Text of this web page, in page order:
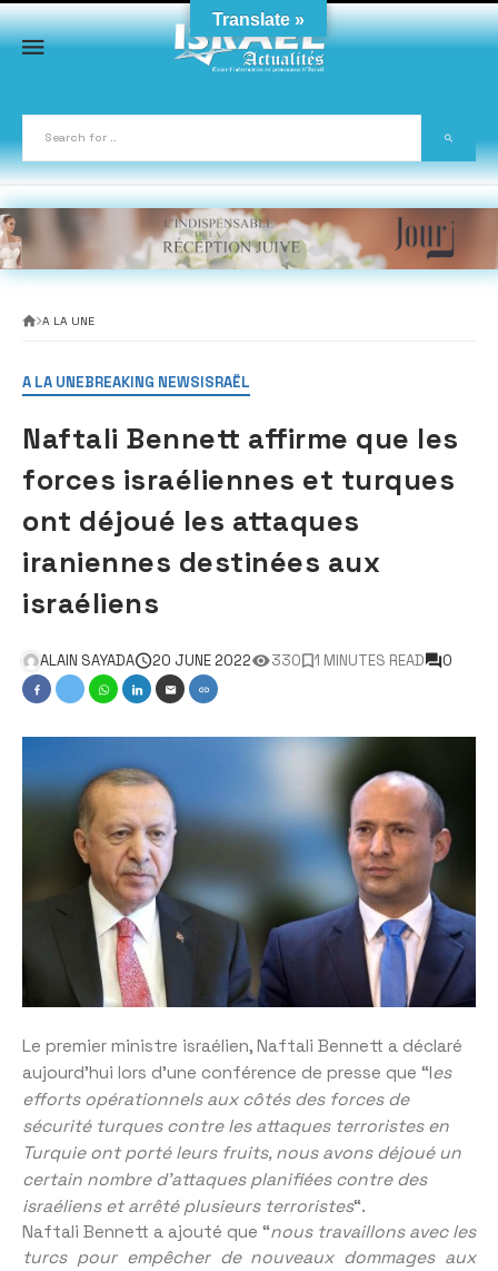
Skip
to
content
A LA UNE
A LA UNEBREAKING NEWSISRAËL
Naftali Bennett affirme que les
forces israéliennes et turques
ont déjoué les attaques
iraniennes destinées aux
israéliens
ALAIN SAYADA 20 JUNE 2022 330 1 MINUTES READ 0
Le premier ministre israélien, Naftali Bennett a déclaré
aujourd’hui lors d’une conférence de presse que “les
efforts opérationnels aux côtés des forces de
sécurité turques contre les attaques terroristes en
Turquie ont porté leurs fruits, nous avons déjoué un
certain nombre d’attaques planifiées contre des
israéliens et arrêté plusieurs terroristes“.
Naftali Bennett a ajouté que “nous travaillons avec les
turcs pour empêcher de nouveaux dommages aux
Translate »